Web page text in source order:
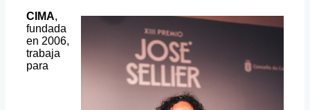
CIMA,
fundada
en 2006,
trabaja
para